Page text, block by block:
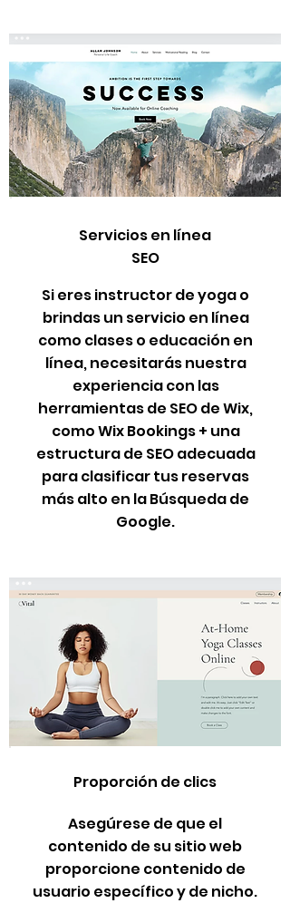
Servicios en línea
SEO
Si eres instructor de yoga o
brindas un servicio en línea
como clases o educación en
línea, necesitarás nuestra
experiencia con las
herramientas de SEO de Wix,
como Wix Bookings + una
estructura de SEO adecuada
para clasificar tus reservas
más alto en la Búsqueda de
Google.
Proporción de clics
Asegúrese de que el
contenido de su sitio web
proporcione contenido de
usuario específico y de nicho.